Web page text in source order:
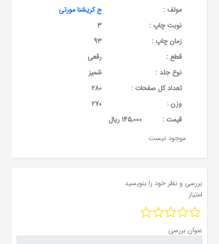
مولف :
ج کریشنا مورتی
نوبت چاپ :
3
زمان چاپ :
93
قطع :
رقعی
نوع جلد :
شمیز
تعداد کل صفحات :
280
وزن :
270
قيمت :
145,000 ریال
موجود نیست
بررسی و نظر خود را بنویسید
امتیاز
عنوان بررسی